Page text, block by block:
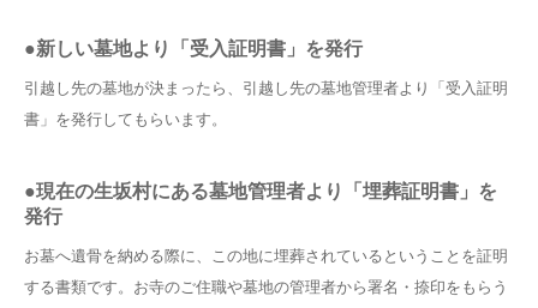
●新しい墓地より「受入証明書」を発行
引越し先の墓地が決まったら、引越し先の墓地管理者より「受入証明
書」を発行してもらいます。
●現在の生坂村にある墓地管理者より「埋葬証明書」を
発行
お墓へ遺骨を納める際に、この地に埋葬されているということを証明
する書類です。お寺のご住職や墓地の管理者から署名・捺印をもらう